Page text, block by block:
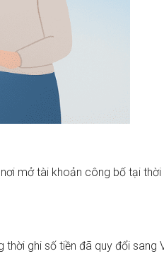
mở tài khoản công bố tại thời
thời ghi số tiền đã quy đổi sang